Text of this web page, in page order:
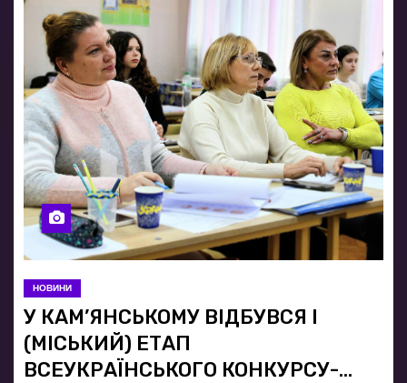
НОВИНИ
У КАМ’ЯНСЬКОМУ ВІДБУВСЯ І
(МІСЬКИЙ) ЕТАП
ВСЕУКРАЇНСЬКОГО КОНКУРСУ-